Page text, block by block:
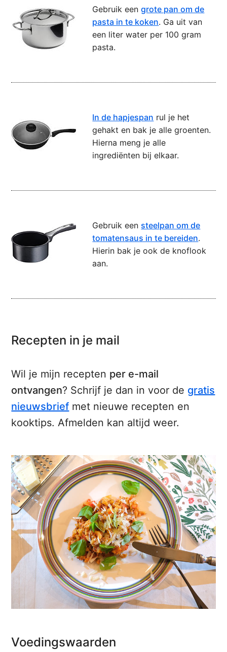
Gebruik eengrote pan om de
pasta in te koken. Ga uit van
een liter water per 100 gram
pasta.
In de hapjespan rul je het
gehakt en bak je alle groenten.
Hierna meng je alle
ingrediënten bij elkaar.
Gebruik een steelpan om de
tomatensaus in te bereiden.
Hierin bak je ook de knoflook
aan.
Recepten in je mail
Wil je mijn recepten per e-mail
ontvangen? Schrijf je dan in voor de gratis
nieuwsbrief met nieuwe recepten en
kooktips. Afmelden kan altijd weer.
Voedingswaarden